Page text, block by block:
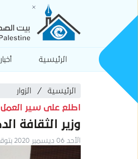
الرئيسية
الرئيسية الزوار
اطلع على سير
وزير الثقافة
الأحد 06 ديسمبر 2020 بتوقيت القدس المحتلة